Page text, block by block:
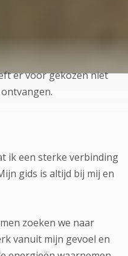
er voor gekozen niet
ik een sterke verbinding
gids is altijd bij mij en
zoeken we naar
vanuit mijn gevoel en